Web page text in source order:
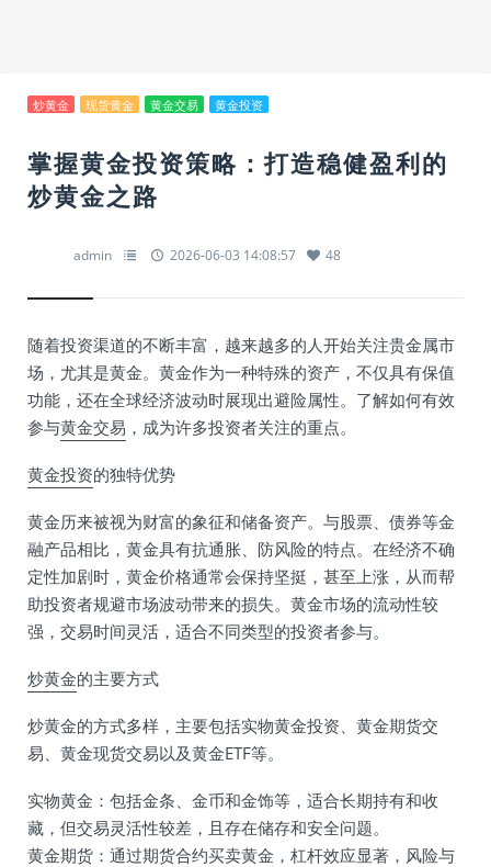
炒黄金 现货黄金 黄金交易 黄金投资
掌握黄金投资策略：打造稳健盈利的
炒黄金之路
admin 2026-06-03 14:08:57 48
随着投资渠道的不断丰富，越来越多的人开始关注贵金属市
场，尤其是黄金。黄金作为一种特殊的资产，不仅具有保值
功能，还在全球经济波动时展现出避险属性。了解如何有效
参与黄金交易 ，成为许多投资者关注的重点。
黄金投资的独特优势
黄金历来被视为财富的象征和储备资产。与股票、债券等金
融产品相比，黄金具有抗通胀、防风险的特点。在经济不确
定性加剧时，黄金价格通常会保持坚挺，甚至上涨，从而帮
助投资者规避市场波动带来的损失。黄金市场的流动性较
强，交易时间灵活，适合不同类型的投资者参与。
炒黄金的主要方式
炒黄金的方式多样，主要包括实物黄金投资、黄金期货交
易、黄金现货交易以及黄金ETF等。
实物黄金：包括金条、金币和金饰等，适合长期持有和收
藏，但交易灵活性较差，且存在储存和安全问题。
黄金期货：通过期货合约买卖黄金，杠杆效应显著，风险与